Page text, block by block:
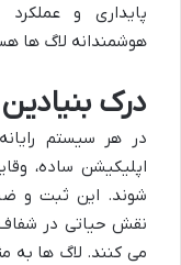
پایداری و
هوشمندانه لاگ ها
درک
در هر سیستم
اپلیکیشن ساده،
شوند. این ثبت و
نقش حیاتی در
می کنند. لاگ ها به